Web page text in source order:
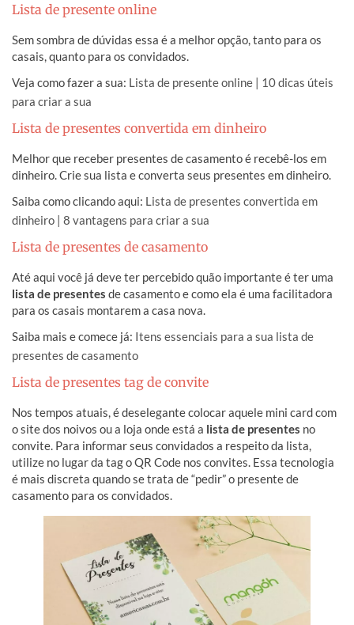
Lista de presente online
Sem sombra de dúvidas essa é a melhor opção, tanto para os
casais, quanto para os convidados.
Veja como fazer a sua: Lista de presente online | 10 dicas úteis
para criar a sua
Lista de presentes convertida em dinheiro
Melhor que receber presentes de casamento é recebê-los em
dinheiro. Crie sua lista e converta seus presentes em dinheiro.
Saiba como clicando aqui: Lista de presentes convertida em
dinheiro | 8 vantagens para criar a sua
Lista de presentes de casamento
Até aqui você já deve ter percebido quão importante é ter uma
lista de presentes de casamento e como ela é uma facilitadora
para os casais montarem a casa nova.
Saiba mais e comece já: Itens essenciais para a sua lista de
presentes de casamento
Lista de presentes tag de convite
Nos tempos atuais, é deselegante colocar aquele mini card com
o site dos noivos ou a loja onde está a lista de presentes no
convite. Para informar seus convidados a respeito da lista,
utilize no lugar da tag o QR Code nos convites. Essa tecnologia
é mais discreta quando se trata de “pedir” o presente de
casamento para os convidados.